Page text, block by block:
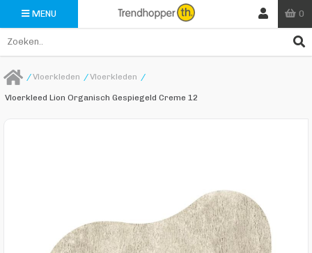
MENU 0
/Vloerkleden /Vloerkleden /
Vloerkleed Lion Organisch Gespiegeld Creme 12